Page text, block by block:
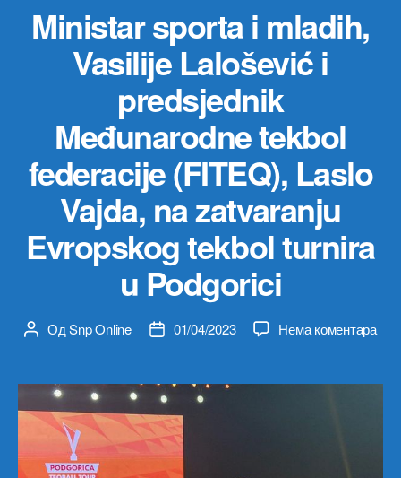
Ministar sporta i mladih,
Vasilije Lalošević i
predsjednik
Međunarodne tekbol
federacije (FITEQ), Laslo
Vajda, na zatvaranju
Evropskog tekbol turnira
u Podgorici
Аутор
ОдSnp Online
Датум01/04/2023 Нема коментарана
i